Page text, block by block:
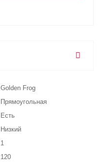
Golden Frog
Прямоугольная
Есть
Низкий
1
120